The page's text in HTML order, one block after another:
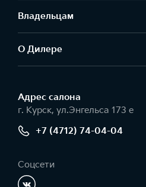
Владельцам
О Дилере
Адрес салонa
г. Курск, ул.Энгельса 173 е
+7 (4712) 74-04-04
Соцсети